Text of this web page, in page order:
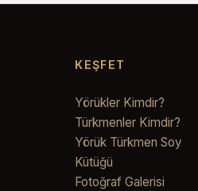
KEŞFET
Yörükler Kimdir?
Türkmenler Kimdir?
Yörük Türkmen Soy
Kütüğü
Fotoğraf Galerisi